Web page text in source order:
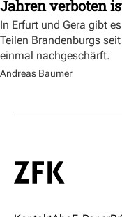
Jahren verboten
In Erfurt und Gera gibt
Teilen Brandenburgs
einmal nachgeschärft.
Andreas Baumer